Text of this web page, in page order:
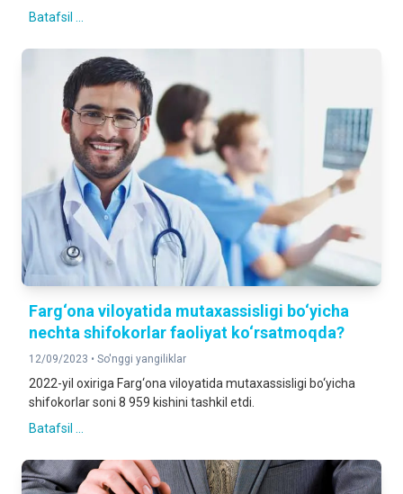
Batafsil ...
Farg‘ona viloyatida mutaxassisligi bo‘yicha
nechta shifokorlar faoliyat ko‘rsatmoqda?
12/09/2023 • So'nggi yangiliklar
2022-yil oxiriga Farg‘ona viloyatida mutaxassisligi bo‘yicha
shifokorlar soni 8 959 kishini tashkil etdi.
Batafsil ...